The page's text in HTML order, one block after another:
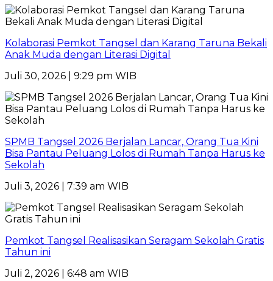
Kolaborasi Pemkot Tangsel dan Karang Taruna Bekali
Anak Muda dengan Literasi Digital
Juli 30, 2026 | 9:29 pm WIB
SPMB Tangsel 2026 Berjalan Lancar, Orang Tua Kini
Bisa Pantau Peluang Lolos di Rumah Tanpa Harus ke
Sekolah
Juli 3, 2026 | 7:39 am WIB
Pemkot Tangsel Realisasikan Seragam Sekolah Gratis
Tahun ini
Juli 2, 2026 | 6:48 am WIB